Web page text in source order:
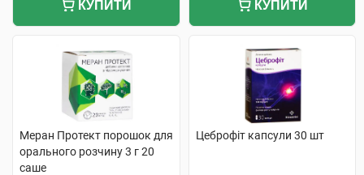
КУПИТИ КУПИТИ
Меран Протект порошок для
орального розчину 3 г 20
саше
Цеброфіт капсули 30 шт